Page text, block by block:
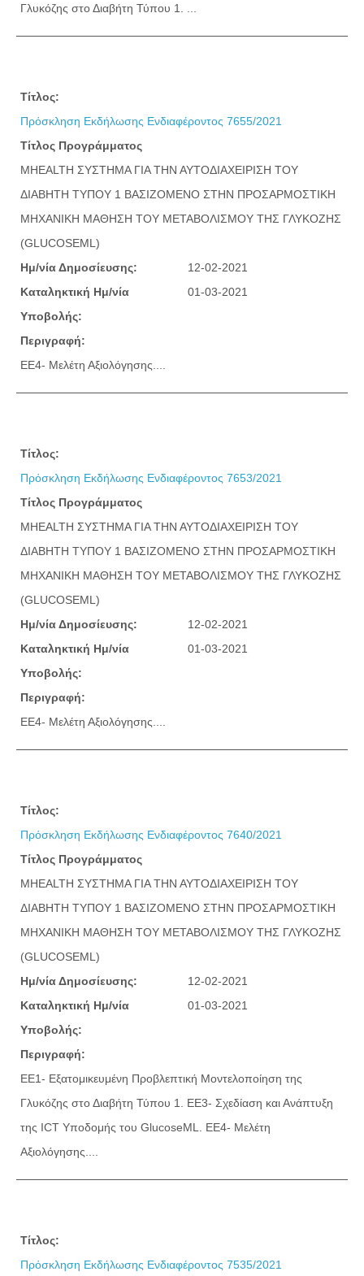
Γλυκόζης στο Διαβήτη Τύπου 1. ...
Τίτλος:
Πρόσκληση Εκδήλωσης Ενδιαφέροντος 7655/2021
Τίτλος Προγράμματος
MHEALTH ΣΥΣΤΗΜΑ ΓΙΑ ΤΗΝ ΑΥΤΟΔΙΑΧΕΙΡΙΣΗ ΤΟΥ
ΔΙΑΒΗΤΗ ΤΥΠΟΥ 1 ΒΑΣΙΖΟΜΕΝΟ ΣΤΗΝ ΠΡΟΣΑΡΜΟΣΤΙΚΗ
ΜΗΧΑΝΙΚΗ ΜΑΘΗΣΗ ΤΟΥ ΜΕΤΑΒΟΛΙΣΜΟΥ ΤΗΣ ΓΛΥΚΟΖΗΣ
(GLUCOSEML)
Ημ/νία Δημοσίευσης:
12-02-2021
Καταληκτική Ημ/νία
Υποβολής:
01-03-2021
Περιγραφή:
ΕΕ4- Μελέτη Αξιολόγησης....
Τίτλος:
Πρόσκληση Εκδήλωσης Ενδιαφέροντος 7653/2021
Τίτλος Προγράμματος
MHEALTH ΣΥΣΤΗΜΑ ΓΙΑ ΤΗΝ ΑΥΤΟΔΙΑΧΕΙΡΙΣΗ ΤΟΥ
ΔΙΑΒΗΤΗ ΤΥΠΟΥ 1 ΒΑΣΙΖΟΜΕΝΟ ΣΤΗΝ ΠΡΟΣΑΡΜΟΣΤΙΚΗ
ΜΗΧΑΝΙΚΗ ΜΑΘΗΣΗ ΤΟΥ ΜΕΤΑΒΟΛΙΣΜΟΥ ΤΗΣ ΓΛΥΚΟΖΗΣ
(GLUCOSEML)
Ημ/νία Δημοσίευσης:
12-02-2021
Καταληκτική Ημ/νία
Υποβολής:
01-03-2021
Περιγραφή:
ΕΕ4- Μελέτη Αξιολόγησης....
Τίτλος:
Πρόσκληση Εκδήλωσης Ενδιαφέροντος 7640/2021
Τίτλος Προγράμματος
MHEALTH ΣΥΣΤΗΜΑ ΓΙΑ ΤΗΝ ΑΥΤΟΔΙΑΧΕΙΡΙΣΗ ΤΟΥ
ΔΙΑΒΗΤΗ ΤΥΠΟΥ 1 ΒΑΣΙΖΟΜΕΝΟ ΣΤΗΝ ΠΡΟΣΑΡΜΟΣΤΙΚΗ
ΜΗΧΑΝΙΚΗ ΜΑΘΗΣΗ ΤΟΥ ΜΕΤΑΒΟΛΙΣΜΟΥ ΤΗΣ ΓΛΥΚΟΖΗΣ
(GLUCOSEML)
Ημ/νία Δημοσίευσης:
12-02-2021
Καταληκτική Ημ/νία
Υποβολής:
01-03-2021
Περιγραφή:
ΕΕ1- Εξατομικευμένη Προβλεπτική Μοντελοποίηση της
Γλυκόζης στο Διαβήτη Τύπου 1. ΕΕ3- Σχεδίαση και Ανάπτυξη
της ICT Υποδομής του GlucoseML. ΕΕ4- Μελέτη
Αξιολόγησης....
Τίτλος:
Πρόσκληση Εκδήλωσης Ενδιαφέροντος 7535/2021